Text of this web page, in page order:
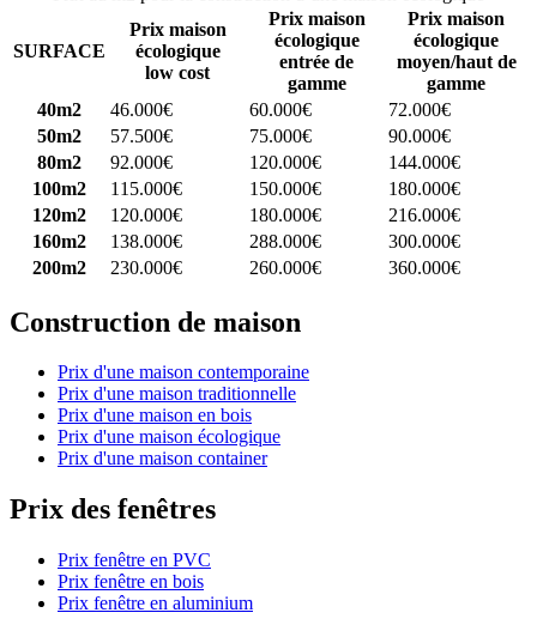
SURFACE
Prix maison
écologique
low cost
Prix maison
écologique
entrée de
gamme
Prix maison
écologique
moyen/haut de
gamme
40m2
46.000€ 60.000€
72.000€
50m2
57.500€ 75.000€
90.000€
80m2
92.000€ 120.000€
144.000€
100m2
115.000€ 150.000€
180.000€
120m2
120.000€ 180.000€
216.000€
160m2
138.000€ 288.000€
300.000€
200m2
230.000€ 260.000€ 360.000€
Construction de maison
Prix d'une maison contemporaine
Prix d'une maison traditionnelle
Prix d'une maison en bois
Prix d'une maison écologique
Prix d'une maison container
Prix des fenêtres
Prix fenêtre en PVC
Prix fenêtre en bois
Prix fenêtre en aluminium